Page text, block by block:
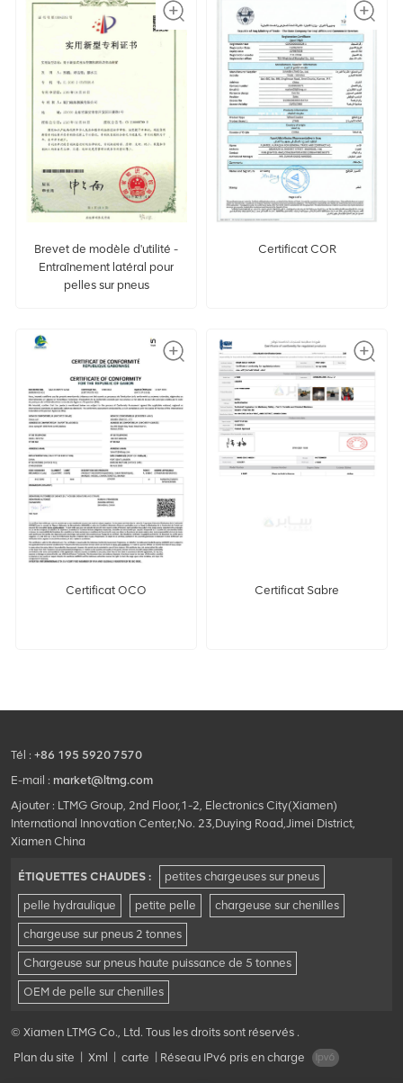
Brevet de modèle d'utilité -
Entraînement latéral pour
pelles sur pneus
Certificat COR
Certificat OCO Certificat Sabre
Tél : +86 195 5920 7570
E-mail : market@ltmg.com
Ajouter : LTMG Group, 2nd Floor,1-2, Electronics City(Xiamen)
International Innovation Center,No. 23,Duying Road,Jimei District,
Xiamen China
ÉTIQUETTES CHAUDES : petites chargeuses sur pneus
pelle hydraulique petite pelle chargeuse sur chenilles
chargeuse sur pneus 2 tonnes
Chargeuse sur pneus haute puissance de 5 tonnes
OEM de pelle sur chenilles
© Xiamen LTMG Co., Ltd. Tous les droits sont réservés .
Plan du site | Xml | carte | Réseau IPv6 pris en charge